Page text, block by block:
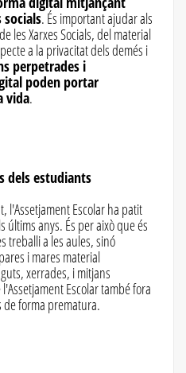
socials. És important ajudar als
les Xarxes Socials, del material
a la privacitat dels demés i
perpetrades i
poden portar
vida.
dels estudiants
l'Assetjament Escolar ha patit
anys. És per això que és
treballi a les aules, sinó
i mares material
xerrades, i mitjans
Escolar també fora
de forma prematura.